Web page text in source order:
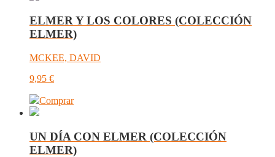
ELMER Y LOS COLORES (COLECCIÓN
ELMER)
MCKEE, DAVID
9,95 €
Comprar
UN DÍA CON ELMER (COLECCIÓN
ELMER)